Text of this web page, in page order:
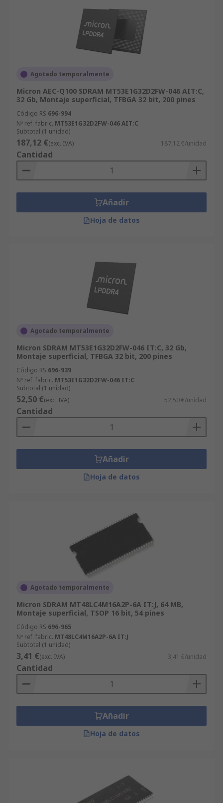
Agotado temporalmente
Micron AEC-Q100 SDRAM MT53E1G32D2FW-046 AIT:C,
32 Gb, Montaje superficial, TFBGA 32 bit, 200 pines
Código RS 696-994
Nº ref. fabric. MT53E1G32D2FW-046 AIT:C
Subtotal (1 unidad)
187,12 €(exc. IVA) 187,12 €/unidad
Cantidad
Añadir
Hoja de datos
Agotado temporalmente
Micron SDRAM MT53E1G32D2FW-046 IT:C, 32 Gb,
Montaje superficial, TFBGA 32 bit, 200 pines
Código RS 696-939
Nº ref. fabric. MT53E1G32D2FW-046 IT:C
Subtotal (1 unidad)
52,50 €(exc. IVA) 52,50 €/unidad
Cantidad
Añadir
Hoja de datos
Agotado temporalmente
Micron SDRAM MT48LC4M16A2P-6A IT:J, 64 MB,
Montaje superficial, TSOP 16 bit, 54 pines
Código RS 696-965
Nº ref. fabric. MT48LC4M16A2P-6A IT:J
Subtotal (1 unidad)
3,41 €(exc. IVA) 3,41 €/unidad
Cantidad
Añadir
Hoja de datos